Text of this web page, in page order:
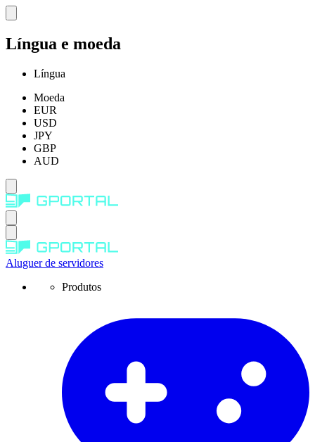
Língua e moeda
Língua
Moeda
EUR
USD
JPY
GBP
AUD
Aluguer de servidores
Produtos